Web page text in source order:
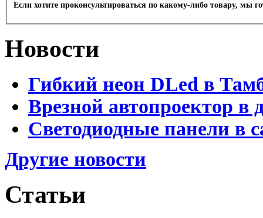
Если хотите проконсультироваться по какому-либо товару, мы
Новости
Гибкий неон DLed в
Врезной автопроектор в
Светодиодные панели в
Другие новости
Статьи